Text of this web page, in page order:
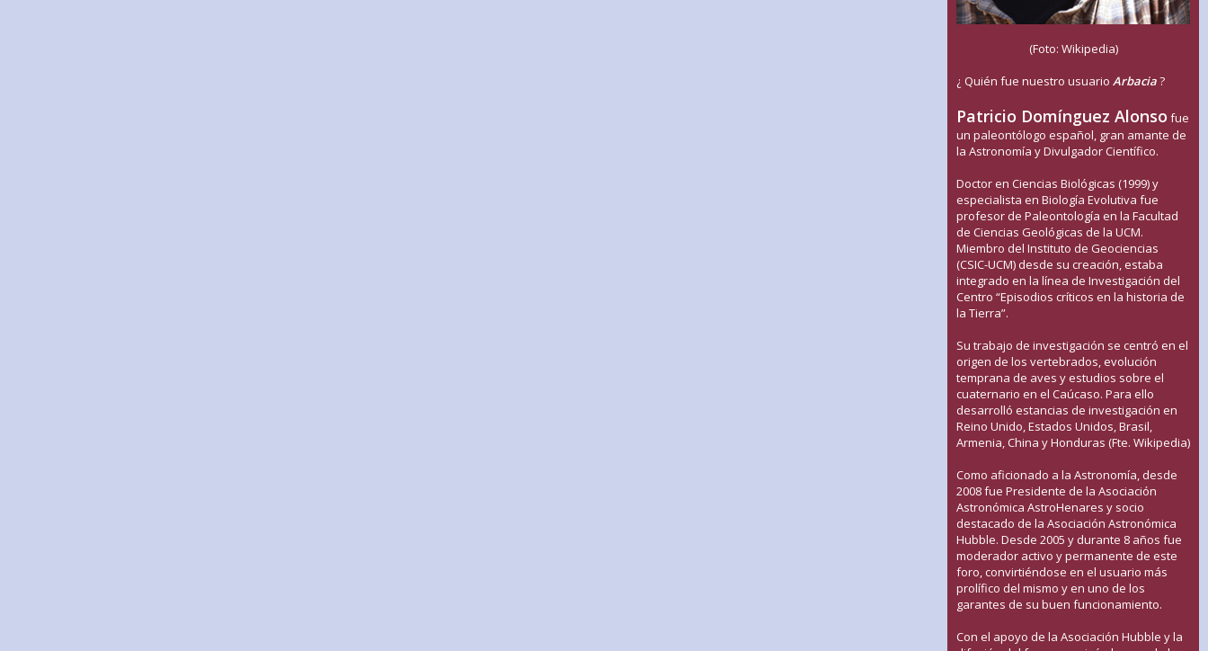
(Foto: Wikipedia)
¿ Quién fue nuestro usuario Arbacia?
Patricio Domínguez Alonso fue
un paleontólogo español, gran amante de
la Astronomía y Divulgador Científico.
Doctor en Ciencias Biológicas (1999) y
especialista en Biología Evolutiva fue
profesor de Paleontología en la Facultad
de Ciencias Geológicas de la UCM.
Miembro del Instituto de Geociencias
(CSIC-UCM) desde su creación, estaba
integrado en la línea de Investigación del
Centro “Episodios críticos en la historia de
la Tierra”.
Su trabajo de investigación se centró en el
origen de los vertebrados, evolución
temprana de aves y estudios sobre el
cuaternario en el Caúcaso. Para ello
desarrolló estancias de investigación en
Reino Unido, Estados Unidos, Brasil,
Armenia, China y Honduras (Fte. Wikipedia)
Como aficionado a la Astronomía, desde
2008 fue Presidente de la Asociación
Astronómica AstroHenares y socio
destacado de la Asociación Astronómica
Hubble. Desde 2005 y durante 8 años fue
moderador activo y permanente de este
foro, convirtiéndose en el usuario más
prolífico del mismo y en uno de los
garantes de su buen funcionamiento.
Con el apoyo de la Asociación Hubble y la